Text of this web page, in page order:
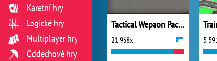
Tactical Wepaon Pack 2
21 968x 5
Karetní hry
Logické hry
Multiplayer hry
Oddechové hry